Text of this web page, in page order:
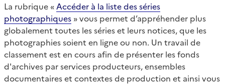
La rubrique « Accéder à la liste des séries
photographiques » vous permet d’appréhender plus
globalement toutes les séries et leurs notices, que les
photographies soient en ligne ou non. Un travail de
classement est en cours afin de présenter les fonds
d'archives par services producteurs, ensembles
documentaires et contextes de production et ainsi vous